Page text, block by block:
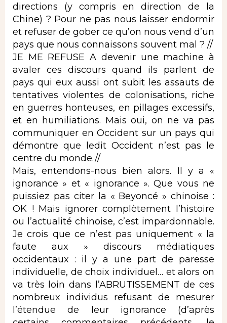
directions (y compris en direction de la
Chine) ? Pour ne pas nous laisser endormir
et refuser de gober ce qu’on nous vend d’un
pays que nous connaissons souvent mal ? //
JE ME REFUSE A devenir une machine à
avaler ces discours quand ils parlent de
pays qui eux aussi ont subit les assauts de
tentatives violentes de colonisations, riche
en guerres honteuses, en pillages excessifs,
et en humiliations. Mais oui, on ne va pas
communiquer en Occident sur un pays qui
démontre que ledit Occident n’est pas le
centre du monde.//
Mais, entendons-nous bien alors. Il y a «
ignorance » et « ignorance ». Que vous ne
puissiez pas citer la « Beyoncé » chinoise :
OK ! Mais ignorer complètement l’histoire
ou l’actualité chinoise, c’est impardonnable.
Je crois que ce n’est pas uniquement « la
faute aux » discours médiatiques
occidentaux : il y a une part de paresse
individuelle, de choix individuel… et alors on
va très loin dans l’ABRUTISSEMENT de ces
nombreux individus refusant de mesurer
l’étendue de leur ignorance (d’après